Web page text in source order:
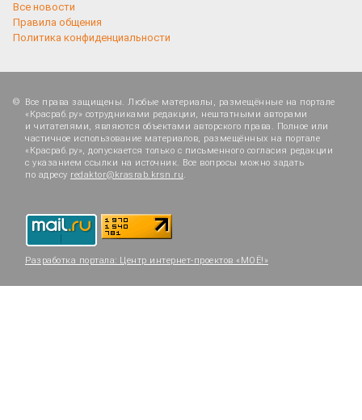
Все новости
Правила общения
Политика конфиденциальности
Все права защищены. Любые материалы, размещённые на портале
«Красраб.ру» сотрудниками редакции, нештатными авторами
и читателями, являются объектами авторского права. Полное или
частичное использование материалов, размещённых на портале
«Красраб.ру», допускается только с письменного согласия редакции
с указанием ссылки на источник. Все вопросы можно задать
по адресу redaktor@krasrab.krsn.ru.
Разработка портала: Центр интернет-проектов «МОЁ!»